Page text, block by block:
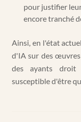
pour justifier
encore tranché
Ainsi, en l'état
d'IA sur des
des ayants droit
susceptible d'être